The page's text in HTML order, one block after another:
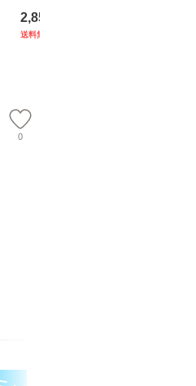
ブエナ・ビスタ・ホー
ム・エンターテイメン
2,852
送料無料
0